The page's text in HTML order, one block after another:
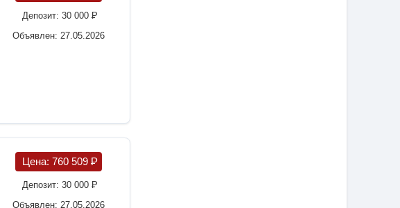
Депозит: 30 000 P
Объявлен: 27.05.2026
Цена: 760 509 P
Депозит: 30 000 P
Объявлен: 27.05.2026